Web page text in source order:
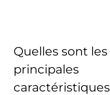
Quelles sont les
principales
caractéristiques